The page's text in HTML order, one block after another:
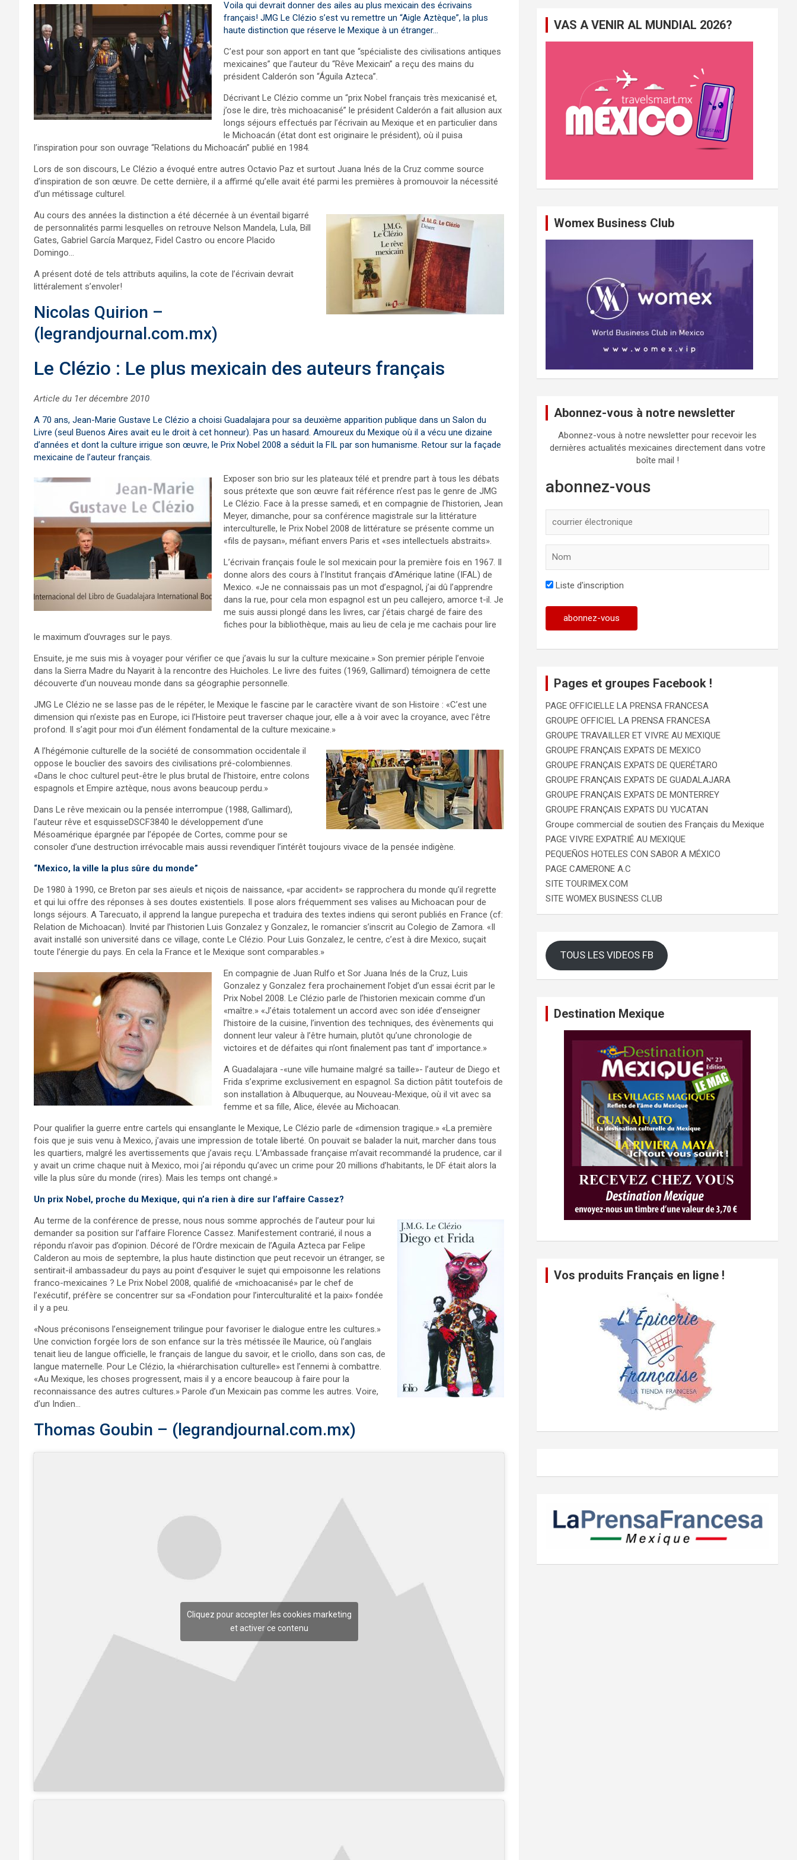
Voila qui devrait donner des ailes au plus mexicain des écrivains
français! JMG Le Clézio s’est vu remettre un “Aigle Aztèque”, la plus
haute distinction que réserve le Mexique à un étranger…
C’est pour son apport en tant que “spécialiste des civilisations antiques
mexicaines” que l’auteur du “Rêve Mexicain” a reçu des mains du
président Calderón son “Águila Azteca”.
Décrivant Le Clézio comme un “prix Nobel français très mexicanisé et,
j’ose le dire, très michoacanisé” le président Calderón a fait allusion aux
longs séjours effectués par l’écrivain au Mexique et en particulier dans
le Michoacán (état dont est originaire le président), où il puisa
l’inspiration pour son ouvrage “Relations du Michoacán” publié en 1984.
Lors de son discours, Le Clézio a évoqué entre autres Octavio Paz et surtout Juana Inés de la Cruz comme source
d’inspiration de son œuvre. De cette dernière, il a affirmé qu’elle avait été parmi les premières à promouvoir la nécessité
d’un métissage culturel.
Au cours des années la distinction a été décernée à un éventail bigarré
de personnalités parmi lesquelles on retrouve Nelson Mandela, Lula, Bill
Gates, Gabriel García Marquez, Fidel Castro ou encore Placido
Domingo…
A présent doté de tels attributs aquilins, la cote de l’écrivain devrait
littéralement s’envoler!
Nicolas Quirion –
(legrandjournal.com.mx)
Le Clézio : Le plus mexicain des auteurs français
Article du 1er décembre 2010
A 70 ans, Jean-Marie Gustave Le Clézio a choisi Guadalajara pour sa deuxième apparition publique dans un Salon du
Livre (seul Buenos Aires avait eu le droit à cet honneur). Pas un hasard. Amoureux du Mexique où il a vécu une dizaine
d’années et dont la culture irrigue son œuvre, le Prix Nobel 2008 a séduit la FIL par son humanisme. Retour sur la façade
mexicaine de l’auteur français.
Exposer son brio sur les plateaux télé et prendre part à tous les débats
sous prétexte que son œuvre fait référence n’est pas le genre de JMG
Le Clézio. Face à la presse samedi, et en compagnie de l’historien, Jean
Meyer, dimanche, pour sa conférence magistrale sur la littérature
interculturelle, le Prix Nobel 2008 de littérature se présente comme un
«fils de paysan», méfiant envers Paris et «ses intellectuels abstraits».
L’écrivain français foule le sol mexicain pour la première fois en 1967. Il
donne alors des cours à l’Institut français d’Amérique latine (IFAL) de
Mexico. «Je ne connaissais pas un mot d’espagnol, j’ai dû l’apprendre
dans la rue, pour cela mon espagnol est un peu callejero, amorce t-il. Je
me suis aussi plongé dans les livres, car j’étais chargé de faire des
fiches pour la bibliothèque, mais au lieu de cela je me cachais pour lire
le maximum d’ouvrages sur le pays.
Ensuite, je me suis mis à voyager pour vérifier ce que j’avais lu sur la culture mexicaine.» Son premier périple l’envoie
dans la Sierra Madre du Nayarit à la rencontre des Huicholes. Le livre des fuites (1969, Gallimard) témoignera de cette
découverte d’un nouveau monde dans sa géographie personnelle.
JMG Le Clézio ne se lasse pas de le répéter, le Mexique le fascine par le caractère vivant de son Histoire : «C’est une
dimension qui n’existe pas en Europe, ici l’Histoire peut traverser chaque jour, elle a à voir avec la croyance, avec l’être
profond. Il s’agit pour moi d’un élément fondamental de la culture mexicaine.»
A l’hégémonie culturelle de la société de consommation occidentale il
oppose le bouclier des savoirs des civilisations pré-colombiennes.
«Dans le choc culturel peut-être le plus brutal de l’histoire, entre colons
espagnols et Empire aztèque, nous avons beaucoup perdu.»
Dans Le rêve mexicain ou la pensée interrompue (1988, Gallimard),
l’auteur rêve et esquisseDSCF3840 le développement d’une
Mésoamérique épargnée par l’épopée de Cortes, comme pour se
consoler d’une destruction irrévocable mais aussi revendiquer l’intérêt toujours vivace de la pensée indigène.
“Mexico, la ville la plus sûre du monde”
De 1980 à 1990, ce Breton par ses aïeuls et niçois de naissance, «par accident» se rapprochera du monde qu’il regrette
et qui lui offre des réponses à ses doutes existentiels. Il pose alors fréquemment ses valises au Michoacan pour de
longs séjours. A Tarecuato, il apprend la langue purepecha et traduira des textes indiens qui seront publiés en France (cf:
Relation de Michoacan). Invité par l’historien Luis Gonzalez y Gonzalez, le romancier s’inscrit au Colegio de Zamora. «Il
avait installé son université dans ce village, conte Le Clézio. Pour Luis Gonzalez, le centre, c’est à dire Mexico, suçait
toute l’énergie du pays. En cela la France et le Mexique sont comparables.»
En compagnie de Juan Rulfo et Sor Juana Inés de la Cruz, Luis
Gonzalez y Gonzalez fera prochainement l’objet d’un essai écrit par le
Prix Nobel 2008. Le Clézio parle de l’historien mexicain comme d’un
«maître.» «J’étais totalement un accord avec son idée d’enseigner
l’histoire de la cuisine, l’invention des techniques, des évènements qui
donnent leur valeur à l’être humain, plutôt qu’une chronologie de
victoires et de défaites qui n’ont finalement pas tant d’ importance.»
A Guadalajara -«une ville humaine malgré sa taille»- l’auteur de Diego et
Frida s’exprime exclusivement en espagnol. Sa diction pâtit toutefois de
son installation à Albuquerque, au Nouveau-Mexique, où il vit avec sa
femme et sa fille, Alice, élevée au Michoacan.
Pour qualifier la guerre entre cartels qui ensanglante le Mexique, Le Clézio parle de «dimension tragique.» «La première
fois que je suis venu à Mexico, j’avais une impression de totale liberté. On pouvait se balader la nuit, marcher dans tous
les quartiers, malgré les avertissements que j’avais reçu. L’Ambassade française m’avait recommandé la prudence, car il
y avait un crime chaque nuit à Mexico, moi j’ai répondu qu’avec un crime pour 20 millions d’habitants, le DF était alors la
ville la plus sûre du monde (rires). Mais les temps ont changé.»
Un prix Nobel, proche du Mexique, qui n’a rien à dire sur l’affaire Cassez?
Au terme de la conférence de presse, nous nous somme approchés de l’auteur pour lui
demander sa position sur l’affaire Florence Cassez. Manifestement contrarié, il nous a
répondu n’avoir pas d’opinion. Décoré de l’Ordre mexicain de l’Aguila Azteca par Felipe
Calderon au mois de septembre, la plus haute distinction que peut recevoir un étranger, se
sentirait-il ambassadeur du pays au point d’esquiver le sujet qui empoisonne les relations
franco-mexicaines ? Le Prix Nobel 2008, qualifié de «michoacanisé» par le chef de
l’exécutif, préfère se concentrer sur sa «Fondation pour l’interculturalité et la paix» fondée
il y a peu.
«Nous préconisons l’enseignement trilingue pour favoriser le dialogue entre les cultures.»
Une conviction forgée lors de son enfance sur la très métissée île Maurice, où l’anglais
tenait lieu de langue officielle, le français de langue du savoir, et le criollo, dans son cas, de
langue maternelle. Pour Le Clézio, la «hiérarchisation culturelle» est l’ennemi à combattre.
«Au Mexique, les choses progressent, mais il y a encore beaucoup à faire pour la
reconnaissance des autres cultures.» Parole d’un Mexicain pas comme les autres. Voire,
d’un Indien…
Thomas Goubin – (legrandjournal.com.mx)
Cliquez pour accepter les cookies marketing
et activer ce contenu
c
VAS A VENIR AL MUNDIAL 2026?
Womex Business Club
Abonnez-vous à notre newsletter
Abonnez-vous à notre newsletter pour recevoir les
dernières actualités mexicaines directement dans votre
boîte mail !
abonnez-vous
Liste d'inscription
Pages et groupes Facebook !
PAGE OFFICIELLE LA PRENSA FRANCESA
GROUPE OFFICIEL LA PRENSA FRANCESA
GROUPE TRAVAILLER ET VIVRE AU MEXIQUE
GROUPE FRANÇAIS EXPATS DE MEXICO
GROUPE FRANÇAIS EXPATS DE QUERÉTARO
GROUPE FRANÇAIS EXPATS DE GUADALAJARA
GROUPE FRANÇAIS EXPATS DE MONTERREY
GROUPE FRANÇAIS EXPATS DU YUCATAN
Groupe commercial de soutien des Français du Mexique
PAGE VIVRE EXPATRIÉ AU MEXIQUE
PEQUEÑOS HOTELES CON SABOR A MÉXICO
PAGE CAMERONE A.C
SITE TOURIMEX.COM
SITE WOMEX BUSINESS CLUB
TOUS LES VIDEOS FB
Destination Mexique
Vos produits Français en ligne !